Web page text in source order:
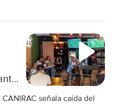
señala caída del